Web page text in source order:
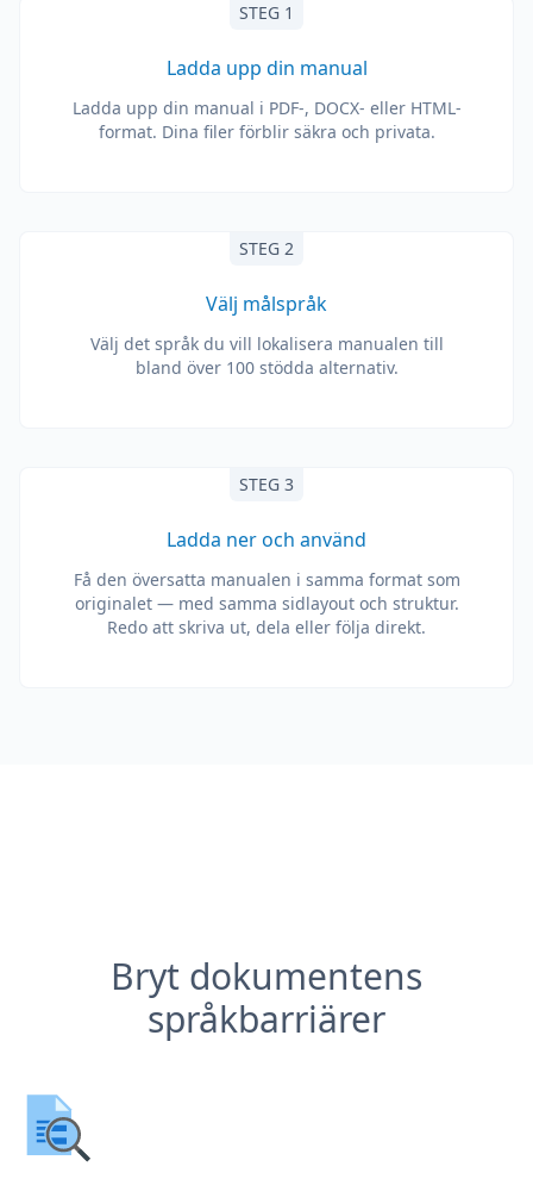
STEG 1
Ladda upp din manual
Ladda upp din manual i PDF-, DOCX- eller HTML-
format. Dina filer förblir säkra och privata.
STEG 2
Välj målspråk
Välj det språk du vill lokalisera manualen till
bland över 100 stödda alternativ.
STEG 3
Ladda ner och använd
Få den översatta manualen i samma format som
originalet — med samma sidlayout och struktur.
Redo att skriva ut, dela eller följa direkt.
Bryt dokumentens
språkbarriärer